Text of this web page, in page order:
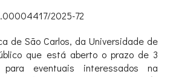
2025-72
de São Carlos, da Universidade de
que está aberto o prazo de 3
eventuais interessados na